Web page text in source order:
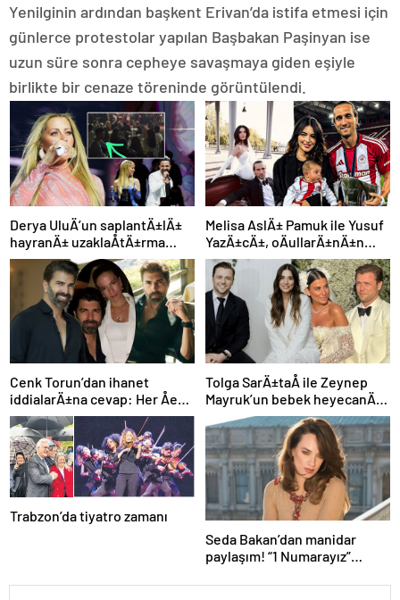
Yenilginin ardından başkent Erivan’da istifa etmesi için
günlerce protestolar yapılan Başbakan Paşinyan ise
uzun süre sonra cepheye savaşmaya giden eşiyle
birlikte bir cenaze töreninde görüntülendi.
Derya UluÄ’un saplantÄ±lÄ±
hayranÄ± uzaklaÅtÄ±rma
kararÄ±nÄ± hiÃ§e saydÄ±,
Ã¶n sÄ±radan konseri izledi
Melisa AslÄ± Pamuk ile Yusuf
YazÄ±cÄ±, oÄullarÄ±nÄ±n
yÃ¼zÃ¼nÃ¼ ilk kez
gÃ¶sterdi
Cenk Torun’dan ihanet
iddialarÄ±na cevap: Her Åey
ortaya Ã§Ä±kacak
Tolga SarÄ±taÅ ile Zeynep
Mayruk’un bebek heyecanÄ±:
Cinsiyetini aÃ§Ä±kladÄ±lar
Trabzon’da tiyatro zamanı
Seda Bakan’dan manidar
paylaşım! “1 Numarayız”
gönderme gündeme bomba